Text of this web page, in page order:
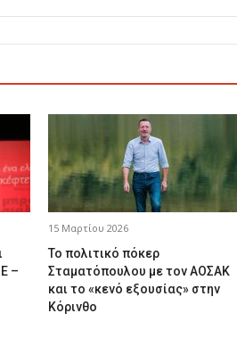
–
15 Μαρτίου 2026
Το πολιτικό πόκερ
Σταματόπουλου με τον ΑΟΣΑΚ
και το «κενό εξουσίας» στην
Κόρινθο